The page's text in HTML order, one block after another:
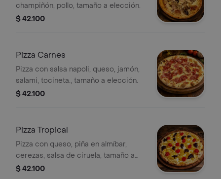
champiñón, pollo, tamaño a elección.
$ 42.100
Pizza Carnes
Pizza con salsa napoli, queso, jamón,
salami, tocineta., tamaño a elección.
$ 42.100
Pizza Tropical
Pizza con queso, piña en almíbar,
cerezas, salsa de ciruela, tamaño a
elección.
$ 42.100